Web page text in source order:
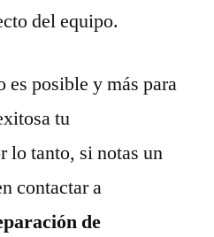
del equipo.
es posible y más para
tu
lo tanto, si notas un
contactar a
de